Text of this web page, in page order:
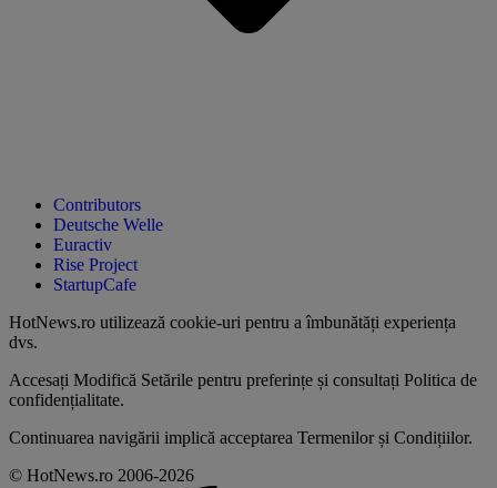
Contributors
Deutsche Welle
Euractiv
Rise Project
StartupCafe
HotNews.ro utilizează cookie-uri pentru a îmbunătăți experiența
dvs.
Accesați Modifică Setările pentru preferințe și consultați Politica de
confidențialitate.
Continuarea navigării implică acceptarea Termenilor și Condițiilor.
© HotNews.ro 2006-2026